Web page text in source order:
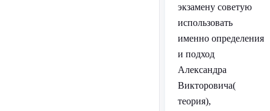
экзамену советую
использовать
именно определения
и подход
Александра
Викторовича(
теория),